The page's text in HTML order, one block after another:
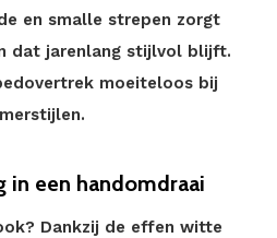
en smalle strepen zorgt
dat jarenlang stijlvol blijft.
moeiteloos bij
in een handomdraai
Dankzij de effen witte